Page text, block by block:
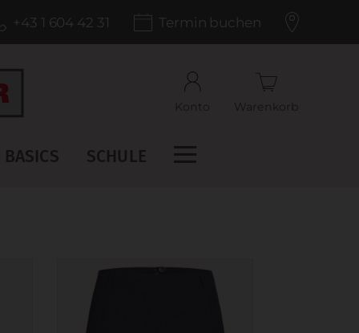
+43 1 604 42 31 Termin buchen
Konto
Warenkorb
BASICS SCHULE